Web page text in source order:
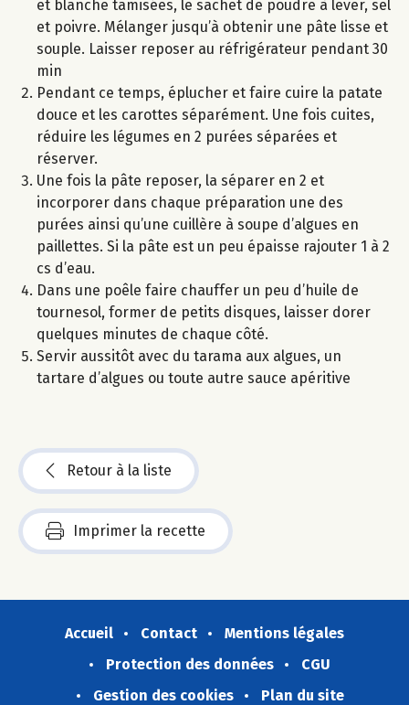
et blanche tamisées, le sachet de poudre à lever, sel
et poivre. Mélanger jusqu’à obtenir une pâte lisse et
souple. Laisser reposer au réfrigérateur pendant 30
min
Pendant ce temps, éplucher et faire cuire la patate
douce et les carottes séparément. Une fois cuites,
réduire les légumes en 2 purées séparées et
réserver.
Une fois la pâte reposer, la séparer en 2 et
incorporer dans chaque préparation une des
purées ainsi qu’une cuillère à soupe d’algues en
paillettes. Si la pâte est un peu épaisse rajouter 1 à 2
cs d’eau.
Dans une poêle faire chauffer un peu d’huile de
tournesol, former de petits disques, laisser dorer
quelques minutes de chaque côté.
Servir aussitôt avec du tarama aux algues, un
tartare d’algues ou toute autre sauce apéritive
Retour à la liste
Imprimer la recette
Accueil Contact
Mentions légales
Protection des données
CGU
Gestion des cookies
Plan du site